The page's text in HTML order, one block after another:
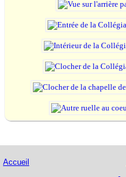
Accueil